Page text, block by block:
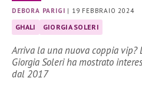
DEBORA PARIGI | 19 FEBBRAIO 2024
GHALI GIORGIA SOLERI
Arriva la una nuova coppia vip?
Giorgia Soleri ha mostrato
dal 2017